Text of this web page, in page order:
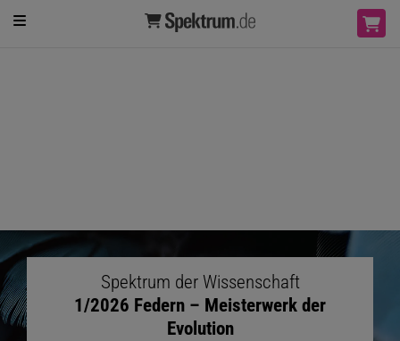
Spektrum der Wissenschaft
1/2026 Federn – Meisterwerk der
Evolution